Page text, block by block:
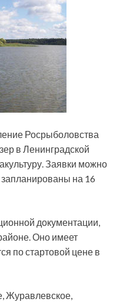
Росрыболовства
в Ленинградской
Заявки можно
запланированы на 16
документации,
Оно имеет
по стартовой цене в
Журавлевское,